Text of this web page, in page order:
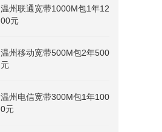
温州联通宽带1000M包1年12
00元
温州移动宽带500M包2年500
元
温州电信宽带300M包1年100
0元